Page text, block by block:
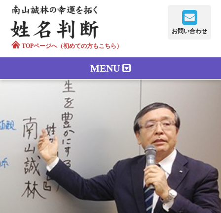
TOPページへ（初めての方もこちら）
お問い合わせ
MENU
正しい字画
南山誠林について
漢字の語源
漢字の歴史